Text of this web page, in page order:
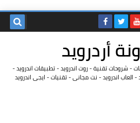
أردرويد
- شروحات تقنية - روت اندرويد - تطبيقات اندرويد -
- العاب اندرويد - نت مجانى - تقنيات - ايجى اندرويد